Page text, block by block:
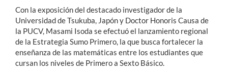
Con la exposición del destacado investigador de la
Universidad de Tsukuba, Japón y Doctor Honoris Causa de
la PUCV, Masami Isoda se efectuó el lanzamiento regional
de la Estrategia Sumo Primero, la que busca fortalecer la
enseñanza de las matemáticas entre los estudiantes que
cursan los niveles de Primero a Sexto Básico.